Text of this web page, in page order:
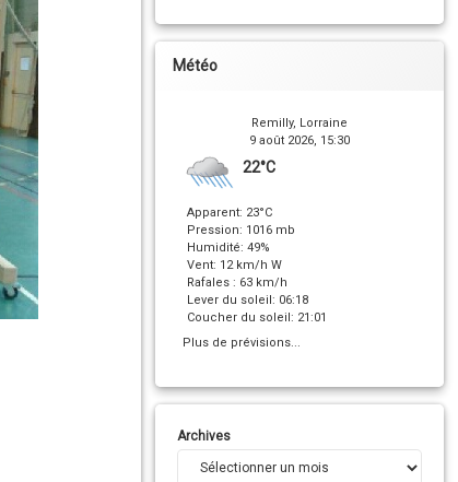
Météo
Remilly, Lorraine
9 août 2026, 15:30
22°C
Apparent: 23°C
Pression: 1016 mb
Humidité: 49%
Vent: 12 km/h W
Rafales : 63 km/h
Lever du soleil: 06:18
Coucher du soleil: 21:01
Plus de prévisions...
Archives